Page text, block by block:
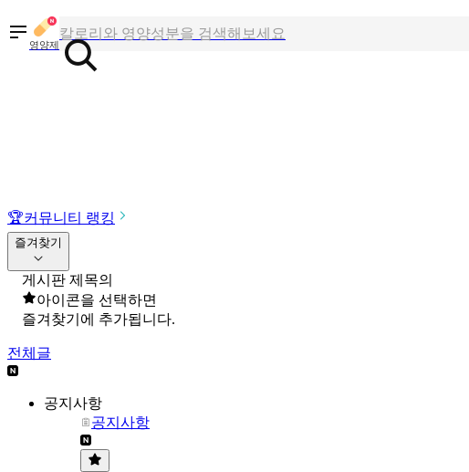
영양제
칼로리와 영양성분을 검색해보세요
혈당 · 다이어트 음식 검색해보세요
🏆커뮤니티 랭킹
즐겨찾기
게시판 제목의
아이콘을 선택하면
즐겨찾기에 추가됩니다.
전체글
공지사항
공지사항